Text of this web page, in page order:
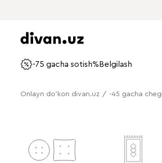
-75 gacha sotish% Belgilash
Onlayn do'kon divan.uz / -45 gacha